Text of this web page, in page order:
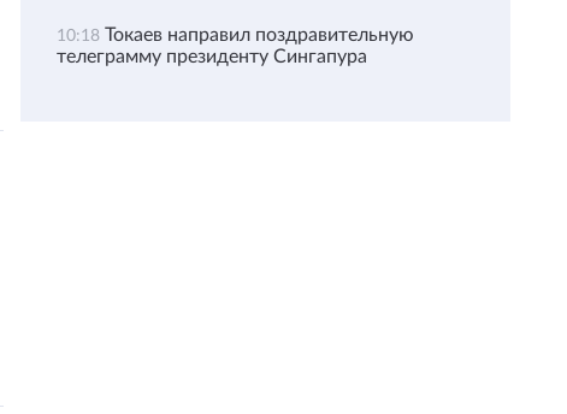
10:18 Токаев направил поздравительную
телеграмму президенту Сингапура